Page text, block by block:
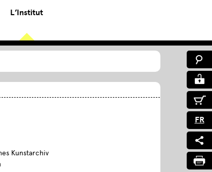
L’Institut
FR
Kunstarchiv